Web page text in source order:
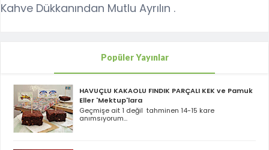
Kahve Dükkanından Mutlu Ayrılın .
Popüler Yayınlar
HAVUÇLU KAKAOLU FINDIK PARÇALI KEK ve Pamuk
Eller 'Mektup'lara
Geçmişe ait 1 değil tahminen 14-15 kare
anımsıyorum...